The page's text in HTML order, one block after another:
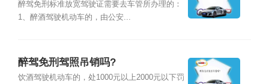
醉驾免刑标准放宽驾驶证需要去车管所办理的：
1、醉酒驾驶机动车的，由公安...
醉驾免刑驾照吊销吗?
饮酒驾驶机动车的，处1000元以上2000元以下罚